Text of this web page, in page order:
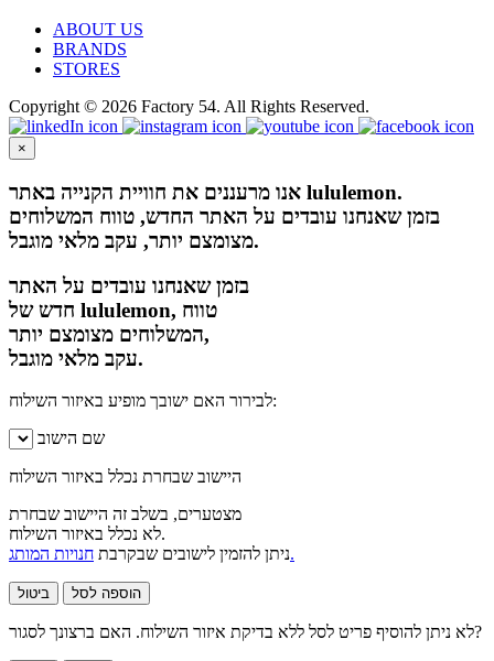
ABOUT US
BRANDS
STORES
Copyright © 2026 Factory 54. All Rights Reserved.
×
אנו מרעננים את חוויית הקנייה באתר lululemon.
בזמן שאנחנו עובדים על האתר החדש, טווח המשלוחים
מצומצם יותר, עקב מלאי מוגבל.
בזמן שאנחנו עובדים על האתר
חדש של lululemon, טווח
המשלוחים מצומצם יותר,
עקב מלאי מוגבל.
לבירור האם ישובך מופיע באיזור השילוח:
שם הישוב
היישוב שבחרת נכלל באיזור השילוח
מצטערים, בשלב זה היישוב שבחרת
לא נכלל באיזור השילוח.
ניתן להזמין לישובים שבקרבתחנויות המותג.
ביטול הוספה לסל
לא ניתן להוסיף פריט לסל ללא בדיקת איזור השילוח. האם ברצונך לסגור?